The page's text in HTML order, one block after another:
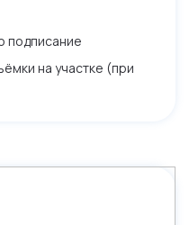
подписание
на участке (при